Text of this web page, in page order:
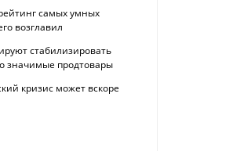
самых умных
возглавил
стабилизировать
значимые продтовары
кризис может вскоре